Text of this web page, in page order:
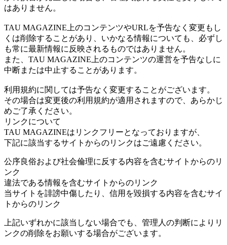
はありません。
TAU MAGAZINE上のコンテンツやURLを予告なく変更もし
くは削除することがあり、いかなる情報についても、必ずし
も常に最新情報に反映されるものではありません。
また、TAU MAGAZINE上のコンテンツの運営を予告なしに
中断または中止することがあります。
利用規約に関しては予告なく変更することがございます。
その場合は変更後の利用規約が適用されますので、あらかじ
めご了承ください。
リンクについて
TAU MAGAZINEはリンクフリーとなっておりますが、
下記に該当するサイトからのリンクはご遠慮ください。
公序良俗および社会倫理に反する内容を含むサイトからのリ
ンク
違法である情報を含むサイトからのリンク
当サイトを誹謗中傷したり、信用を毀損する内容を含むサイ
トからのリンク
上記いずれかに該当しない場合でも、管理人の判断によりリ
ンクの削除をお願いする場合がございます。